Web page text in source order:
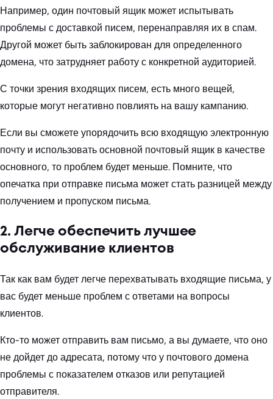
Например, один почтовый ящик может испытывать
проблемы с доставкой писем, перенаправляя их в спам.
Другой может быть заблокирован для определенного
домена, что затрудняет работу с конкретной аудиторией.
С точки зрения входящих писем, есть много вещей,
которые могут негативно повлиять на вашу кампанию.
Если вы сможете упорядочить всю входящую электронную
почту и использовать основной почтовый ящик в качестве
основного, то проблем будет меньше. Помните, что
опечатка при отправке письма может стать разницей между
получением и пропуском письма.
2. Легче обеспечить лучшее
обслуживание клиентов
Так как вам будет легче перехватывать входящие письма, у
вас будет меньше проблем с ответами на вопросы
клиентов.
Кто-то может отправить вам письмо, а вы думаете, что оно
не дойдет до адресата, потому что у почтового домена
проблемы с показателем отказов или репутацией
отправителя.